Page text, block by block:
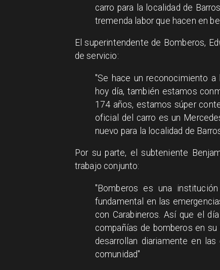
carro para la localidad de
tremenda labor que hacen en
El superintendente de Bomberos,
de servicio:
"Se hace un reconocimiento
hoy día, también estamos
174 años, estamos súper
oficial del carro es un
nuevo para la localidad de
Por su parte, el subteniente
trabajo conjunto:
"Bomberos es una
fundamental en las
con Carabineros. Así que el
compañías de bomberos en
desarrollan diariamente en
comunidad"